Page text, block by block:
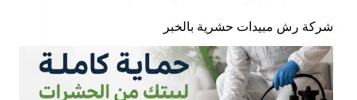
شركة رش مبيدات حشرية بالخبر